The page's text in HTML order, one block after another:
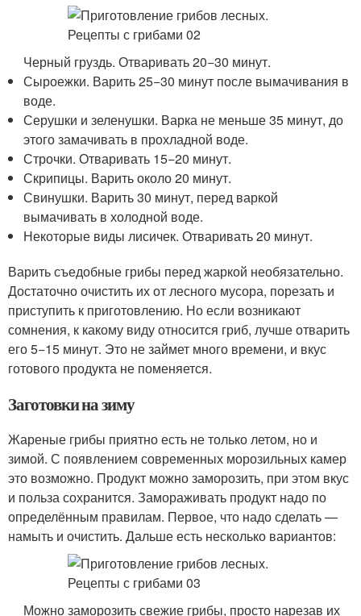
Черный груздь. Отваривать 20−30 минут.
Сыроежки. Варить 25−30 минут после вымачивания в
воде.
Серушки и зеленушки. Варка не меньше 35 минут, до
этого замачивать в прохладной воде.
Строчки. Отваривать 15−20 минут.
Скрипицы. Варить около 20 минут.
Свинушки. Варить 30 минут, перед варкой
вымачивать в холодной воде.
Некоторые виды лисичек. Отваривать 20 минут.
Варить съедобные грибы перед жаркой необязательно.
Достаточно очистить их от лесного мусора, порезать и
приступить к приготовлению. Но если возникают
сомнения, к какому виду относится гриб, лучше отварить
его 5−15 минут. Это не займет много времени, и вкус
готового продукта не поменяется.
Заготовки на зиму
Жареные грибы приятно есть не только летом, но и
зимой. С появлением современных морозильных камер
это возможно. Продукт можно заморозить, при этом вкус
и польза сохранится. Замораживать продукт надо по
определённым правилам. Первое, что надо сделать —
намыть и очистить. Дальше есть несколько вариантов:
Можно заморозить свежие грибы, просто нарезав их